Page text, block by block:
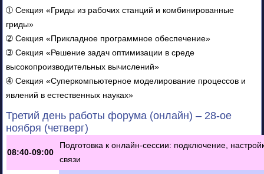
➀ Секция «Гриды из рабочих станций и комбинированные
гриды»
➁ Секция «Прикладное программное обеспечение»
➂ Секция «Решение задач оптимизации в среде
высокопроизводительных вычислений»
➃ Секция «Суперкомпьютерное моделирование процессов и
явлений в естественных науках»
Третий день работы форума (онлайн) – 28-ое
ноября (четверг)
08:40-09:00
Подготовка к онлайн-сессии: подключение,
связи